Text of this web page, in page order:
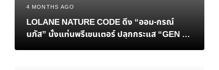
4 MONTHS AGO
LOLANE NATURE CODE ดึง “ออม-กรณ์
นภัส” นั่งแท่นพรีเซนเตอร์ ปลุกกระแส “GEN นี้